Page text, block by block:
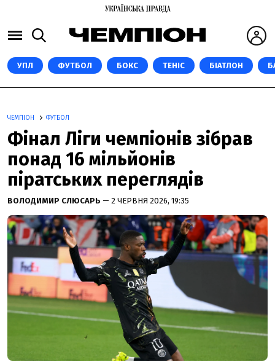
УПЛ ФУТБОЛ БОКС ТЕНІС БІАТЛОН
ЧЕМПІОН ФУТБОЛ
Фінал Ліги чемпіонів зібрав
понад 16 мільйонів
піратських переглядів
ВОЛОДИМИР СЛЮСАРЬ — 2 ЧЕРВНЯ 2026, 19:35